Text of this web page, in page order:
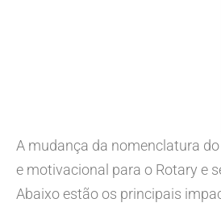
A mudança da nomenclatura do
e motivacional para o Rotary e
Abaixo estão os principais